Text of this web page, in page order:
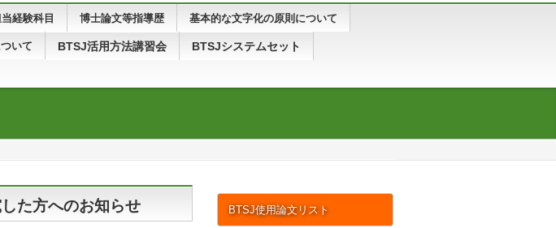
経験科目 博士論文等指導歴 基本的な文字化の原則について
いて BTSJ活用方法講習会 BTSJシステムセット
た方へのお知らせ BTSJ使用論文リスト